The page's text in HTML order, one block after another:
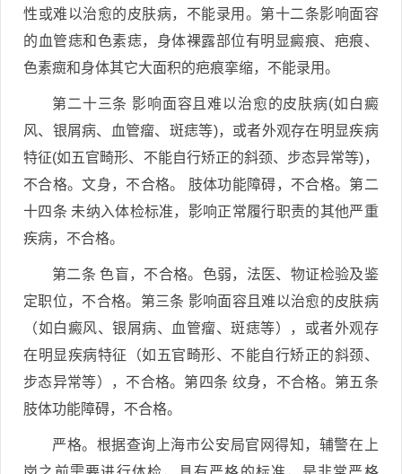
性或难以治愈的皮肤病，不能录用。第十二条影响面容
的血管痣和色素痣，身体裸露部位有明显癜痕、疤痕、
色素癍和身体其它大面积的疤痕挛缩，不能录用。
第二十三条 影响面容且难以治愈的皮肤病(如白癜
风、银屑病、血管瘤、斑痣等)，或者外观存在明显疾病
特征(如五官畸形、不能自行矫正的斜颈、步态异常等)，
不合格。文身，不合格。 肢体功能障碍，不合格。第二
十四条 未纳入体检标准，影响正常履行职责的其他严重
疾病，不合格。
第二条 色盲，不合格。色弱，法医、物证检验及鉴
定职位，不合格。第三条 影响面容且难以治愈的皮肤病
（如白癜风、银屑病、血管瘤、斑痣等），或者外观存
在明显疾病特征（如五官畸形、不能自行矫正的斜颈、
步态异常等），不合格。第四条 纹身，不合格。第五条
肢体功能障碍，不合格。
严格。根据查询上海市公安局官网得知，辅警在上